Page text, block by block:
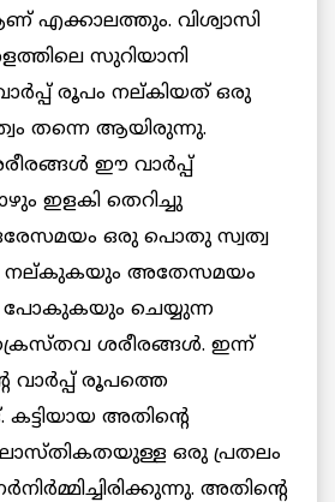
എക്കാലത്തും. വിശ്വാസി
സുറിയാനി
രൂപം നല്കിയത് ഒരു
തന്നെ ആയിരുന്നു.
ഈ വാര്‍പ്പ്
ഇളകി തെറിച്ചു
ഒരു പൊതു സ്വത്വ
നല്കുകയും അതേസമയം
ചെയ്യുന്ന
ശരീരങ്ങള്‍. ഇന്ന്
രൂപത്തെ
കട്ടിയായ അതിന്റെ
ഒരു പ്രതലം
അതിന്റെ